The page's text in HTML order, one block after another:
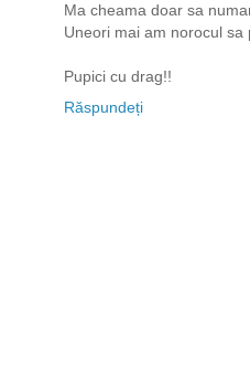
Ma cheama doar sa
Uneori mai am norocul sa
Pupici cu drag!!
Răspundeți